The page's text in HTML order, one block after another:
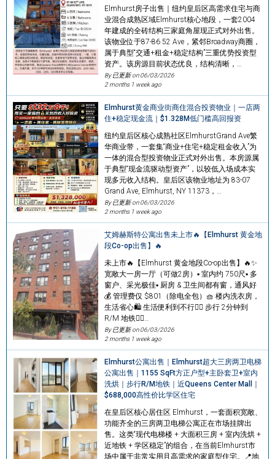
Elmhurst房子出售｜纽约皇后区高需求住宅与商
业混合成熟区域Elmhurst核心地段，一套2004
年建成的全砖结构三家庭角屋现正式对外出售。
该物业位于87-86 52 Ave，紧邻Broadway商圈，
属于典型“交通+租金+稳定结构”三重优势投资型
资产。该房源目前状态优良，结构清晰，…
By 已更新 on06/03/2026
2 months 1 week ago
Elmhurst黄金商业街商住混合投资物业｜一店两
住+稳定现金流｜$1.328M低门槛高回报资
纽约皇后区核心成熟社区ElmhurstGrand Ave繁
华商业带，一套集“商业+住宅+稳定租金收入”为
一体的混合型投资物业正式对外出售。本房源属
于典型“现金流驱动型资产”，以较低入场成本实
现多元收入结构。皇后区该物业地址为 83-07
Grand Ave, Elmhurst, NY 11373，…
By 已更新 on06/03/2026
2 months 1 week ago
艾姆赫斯特公寓出售未上市🔥【Elmhurst 黄金地
段Co-op出售】🔥
未上市🔥【Elmhurst 黄金地段Co-op出售】🔥✨
宽敞大一房一厅（可做2房）▪️ 室内约 750尺▪️ 多
窗户、采光极佳▪️ 厨房 & 卫生间都有窗，通风好
💰 管理费仅 $801（除电全包）🧺 楼内洗衣房，
生活省心🛍️ 生活便利到不行🚶‍♂️ 步行 2分钟到
R/M 地铁🚶‍♀️…
By 已更新 on06/03/2026
2 months 1 week ago
Elmhurst公寓出售｜Elmhurst超大三房两卫电梯
公寓出售｜1155 SqFt方正户型+主卧套卫+室内
洗烘｜步行R/M地铁｜近Queens Center Mall｜
$688,000高性价比学区住宅
在皇后区核心居住区 Elmhurst，一套面积宽敞、
功能齐全的三房两卫电梯公寓正在市场挂牌出
售。这类“现代电梯楼 + 大面积三房 + 室内洗烘 +
近地铁 + 学区稳定”的组合，在当前Elmhurst市
场中属于非常实用且高需求的家庭型住宅。📍地